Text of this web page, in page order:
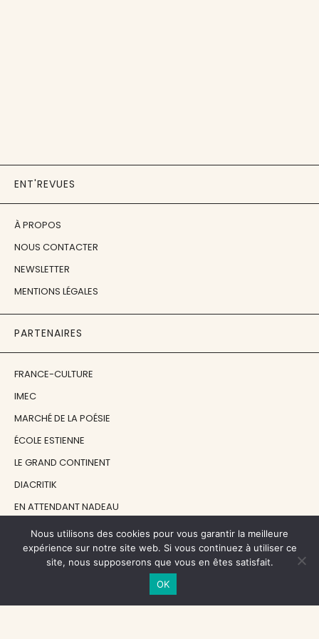
ENT'REVUES
À PROPOS
NOUS CONTACTER
NEWSLETTER
MENTIONS LÉGALES
PARTENAIRES
FRANCE-CULTURE
IMEC
MARCHÉ DE LA POÉSIE
ÉCOLE ESTIENNE
LE GRAND CONTINENT
DIACRITIK
EN ATTENDANT NADEAU
NOS SOUTIENS
Nous utilisons des cookies pour vous garantir la meilleure
expérience sur notre site web. Si vous continuez à utiliser ce
site, nous supposerons que vous en êtes satisfait.
OK